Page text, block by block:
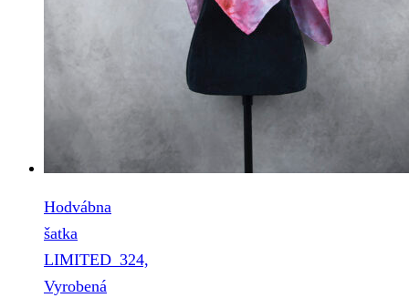
Hodvábna
šatka
LIMITED_324,
Vyrobená